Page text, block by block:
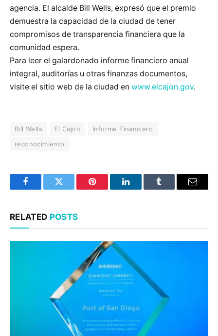
agencia. El alcalde Bill Wells, expresó que el premio
demuestra la capacidad de la ciudad de tener
compromisos de transparencia financiera que la
comunidad espera.
Para leer el galardonado informe financiero anual
integral, auditorías u otras finanzas documentos,
visite el sitio web de la ciudad en www.elcajon.gov.
Bill Wells El Cajón
Informe Financiero
reconocimiento
FacebookTwitter Pinterest LinkedInTumblr Email
RELATED POSTS